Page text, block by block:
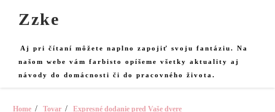
Zzke
Aj pri čítaní môžete naplno zapojiť svoju fantáziu. Na
našom webe vám farbisto opíšeme všetky aktuality aj
návody do domácnosti či do pracovného života.
Home Tovar Expresné dodanie pred Vaše dvere